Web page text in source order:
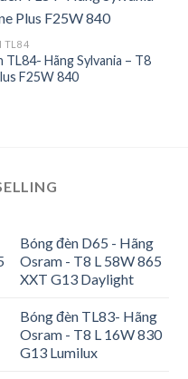
Add to
TL84
TL84- Hãng Sylvania – T8
F25W 840
Bóng đèn D65 - Hãng
Osram - T8 L 58W 865
XXT G13 Daylight
Bóng đèn TL83- Hãng
Osram - T8 L 16W 830
G13 Lumilux